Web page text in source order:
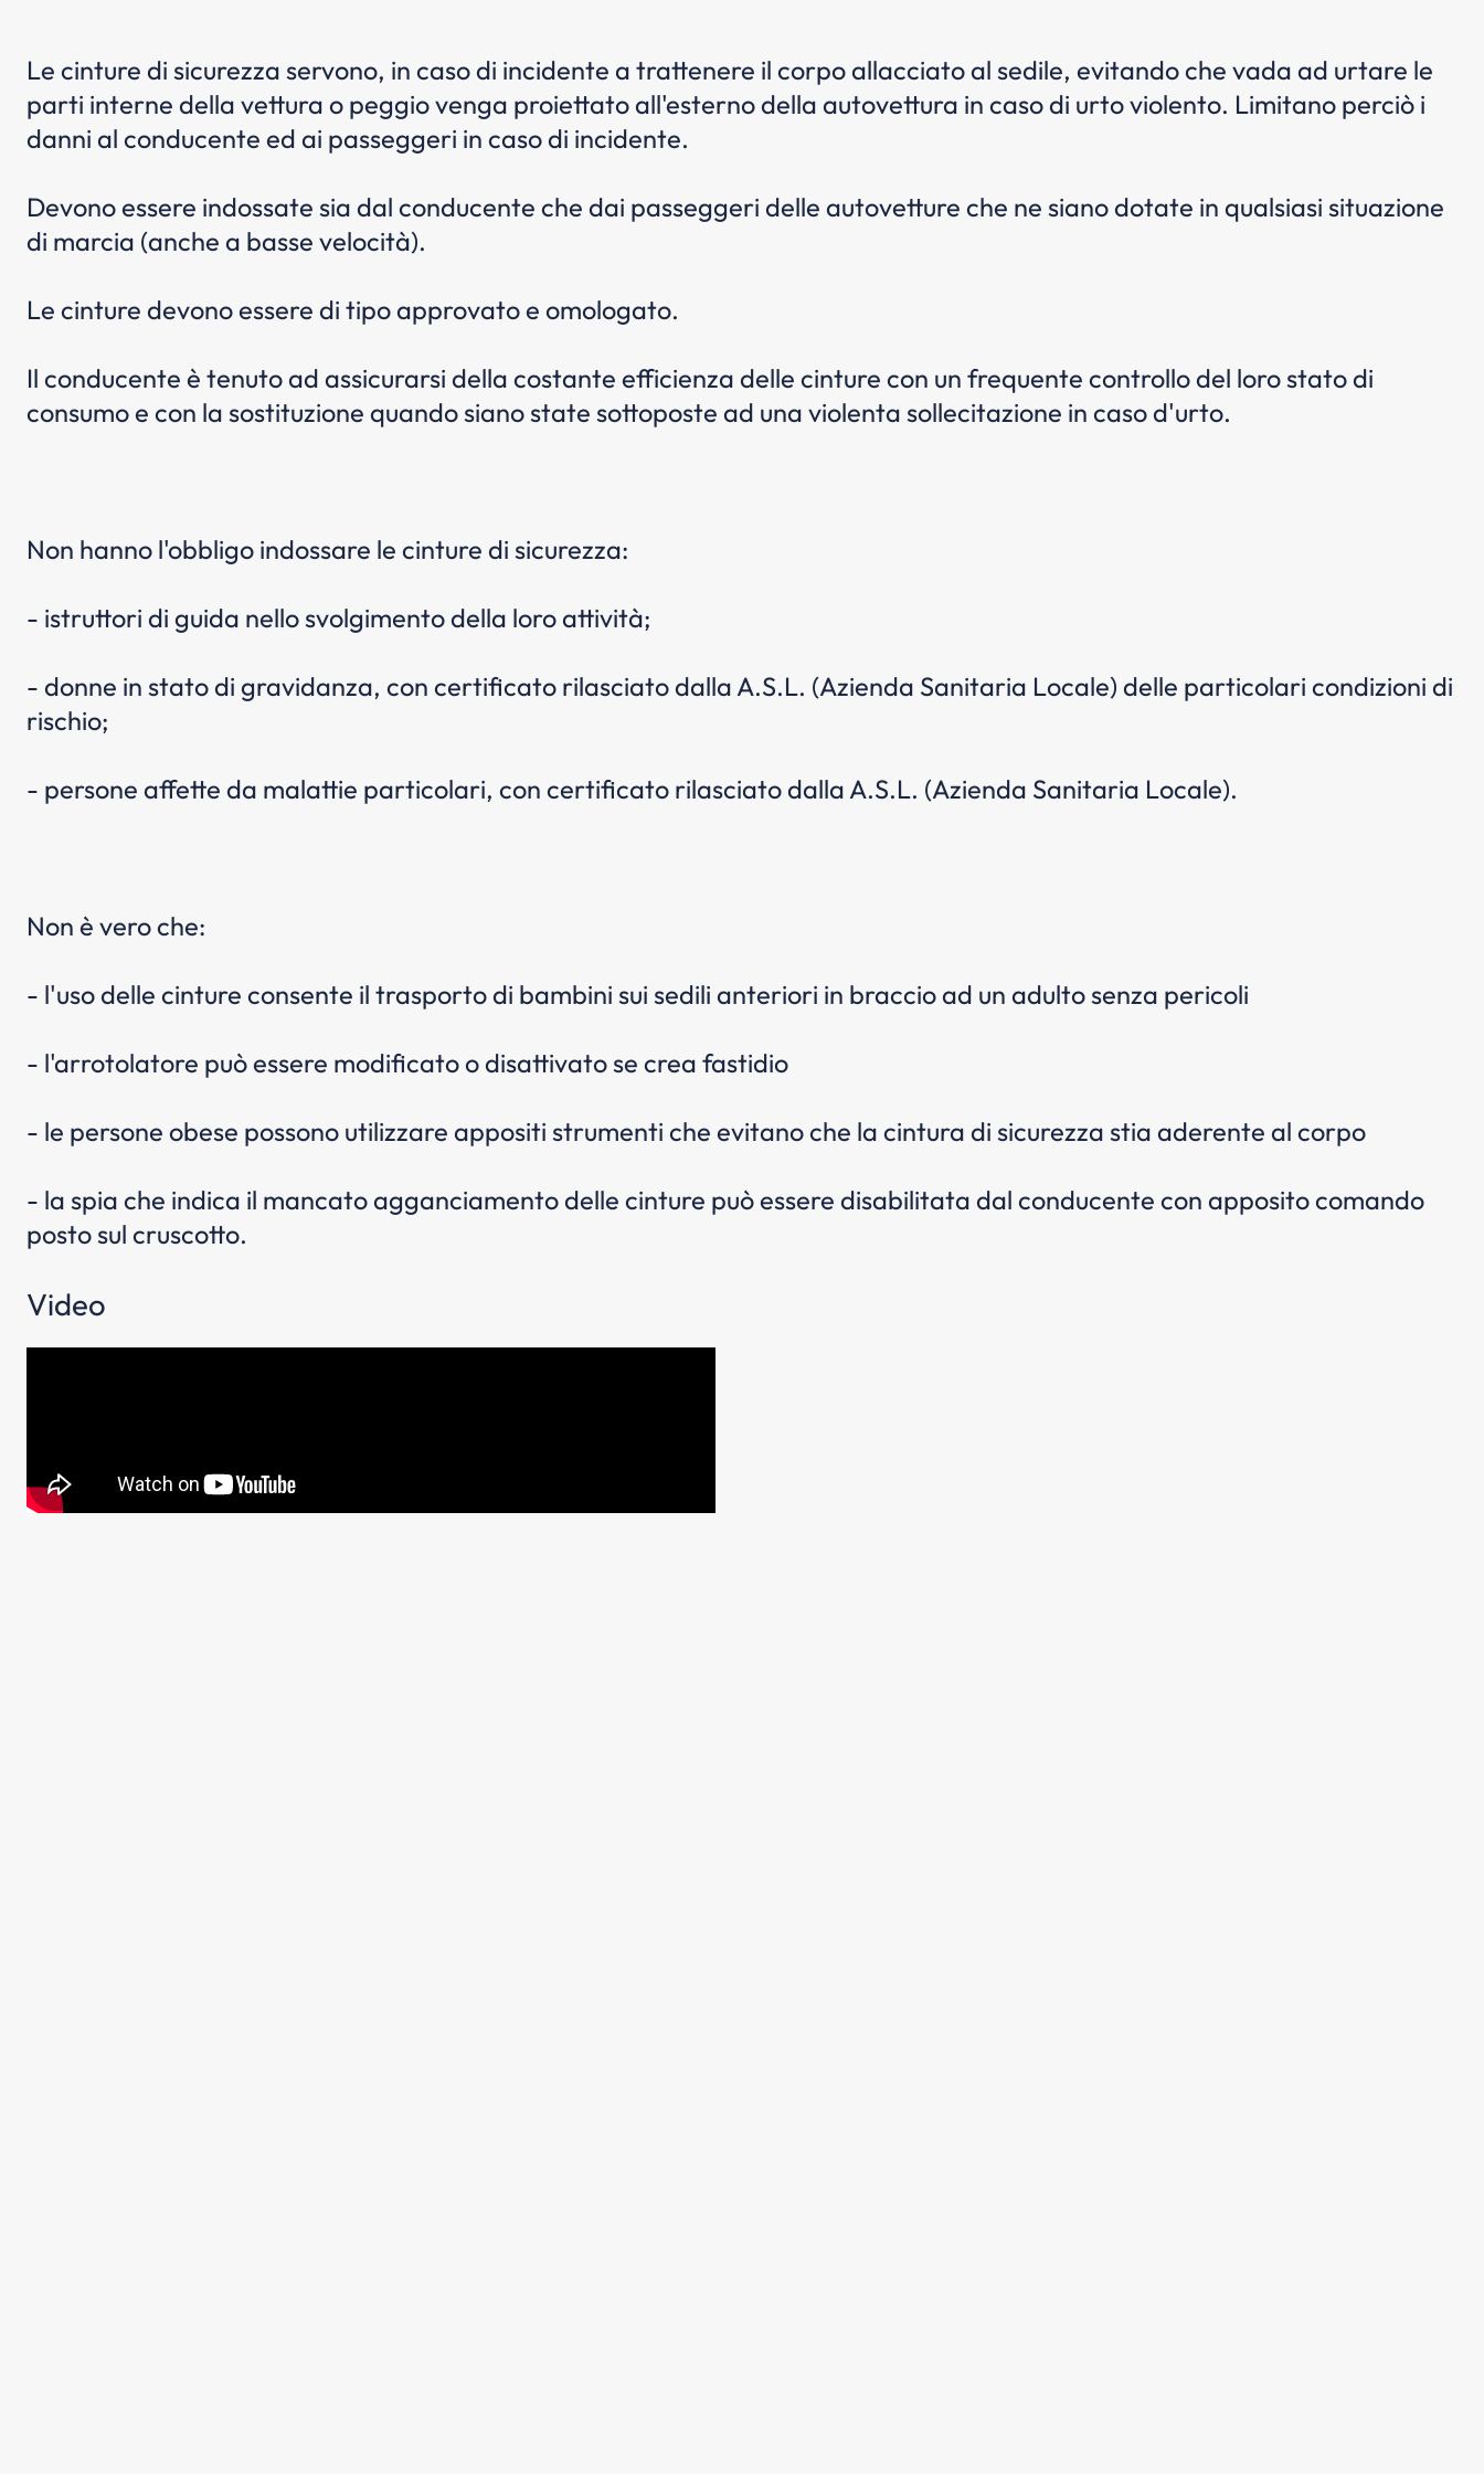
Le cinture di sicurezza servono, in caso di incidente a trattenere il corpo allacciato al sedile, evitando che vada ad urtare le
parti interne della vettura o peggio venga proiettato all'esterno della autovettura in caso di urto violento. Limitano perciò i
danni al conducente ed ai passeggeri in caso di incidente.
Devono essere indossate sia dal conducente che dai passeggeri delle autovetture che ne siano dotate in qualsiasi situazione
di marcia (anche a basse velocità).
Le cinture devono essere di tipo approvato e omologato.
Il conducente è tenuto ad assicurarsi della costante efficienza delle cinture con un frequente controllo del loro stato di
consumo e con la sostituzione quando siano state sottoposte ad una violenta sollecitazione in caso d'urto.
Non hanno l'obbligo indossare le cinture di sicurezza:
- istruttori di guida nello svolgimento della loro attività;
- donne in stato di gravidanza, con certificato rilasciato dalla A.S.L. (Azienda Sanitaria Locale) delle particolari condizioni di
rischio;
- persone affette da malattie particolari, con certificato rilasciato dalla A.S.L. (Azienda Sanitaria Locale).
Non è vero che:
- l'uso delle cinture consente il trasporto di bambini sui sedili anteriori in braccio ad un adulto senza pericoli
- l'arrotolatore può essere modificato o disattivato se crea fastidio
- le persone obese possono utilizzare appositi strumenti che evitano che la cintura di sicurezza stia aderente al corpo
- la spia che indica il mancato agganciamento delle cinture può essere disabilitata dal conducente con apposito comando
posto sul cruscotto.
Video